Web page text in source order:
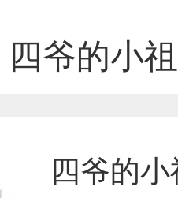
四爷的小
四爷的